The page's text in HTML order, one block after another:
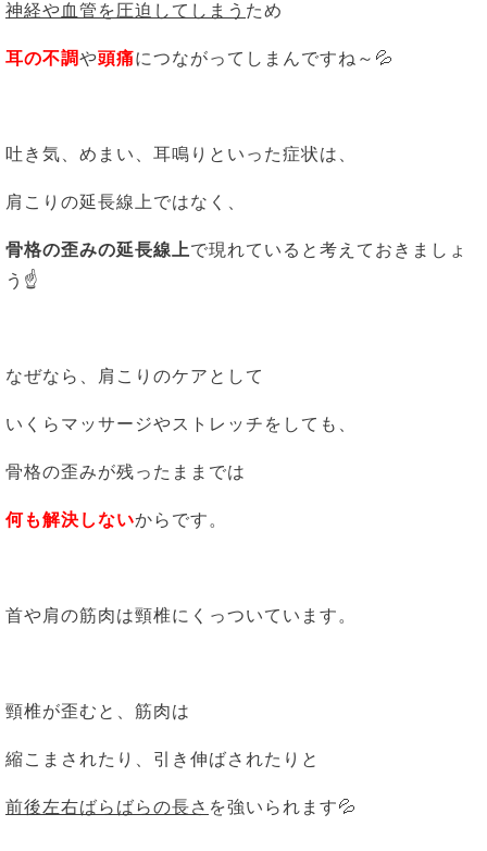
神経や血管を圧迫してしまう ため
耳の不調や頭痛につながってしまんですね～💦
吐き気、めまい、耳鳴りといった症状は、
肩こりの延長線上ではなく、
骨格の歪みの延長線上で現れていると考えておきましょ
う☝
なぜなら、肩こりのケアとして
いくらマッサージやストレッチをしても、
骨格の歪みが残ったままでは
何も解決しないからです。
首や肩の筋肉は頸椎にくっついています。
頸椎が歪むと、筋肉は
縮こまされたり、引き伸ばされたりと
前後左右ばらばらの長さ を強いられます💦